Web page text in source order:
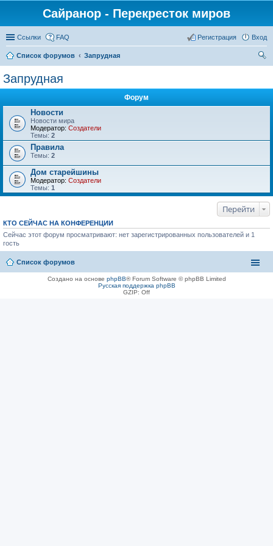
Сайранор - Перекресток миров
Ссылки FAQ Вход
Регистрация
Список форумов
Запрудная
Запрудная
Форум
Новости
Новости мира
Модератор: Создатели
Темы: 2
Правила
Темы: 2
Дом старейшины
Модератор: Создатели
Темы: 1
Перейти
КТО СЕЙЧАС НА КОНФЕРЕНЦИИ
Сейчас этот форум просматривают: нет зарегистрированных пользователей и 1
гость
Список форумов
Создано на основе phpBB® Forum Software © phpBB Limited
Русская поддержка phpBB
GZIP: Off